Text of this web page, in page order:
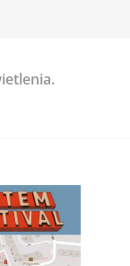
Nick*